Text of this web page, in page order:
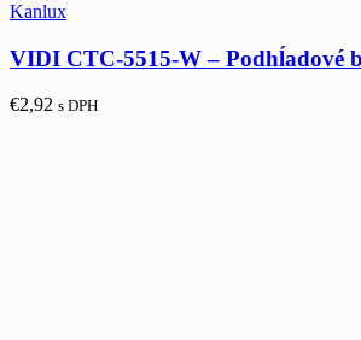
Kanlux
VIDI CTC-5515-W – Podhĺadové
€2,92 s DPH